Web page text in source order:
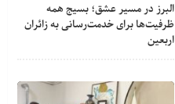
البرز در مسیر عشق؛ بسیج همه
ظرفیت‌ها برای خدمت‌رسانی به زائران
اربعین